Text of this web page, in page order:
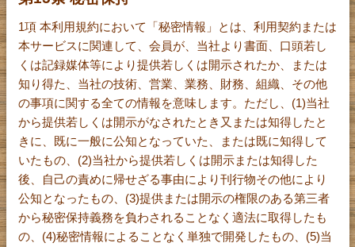
1項 本利用規約において「秘密情報」とは、利用契約または
本サービスに関連して、会員が、当社より書面、口頭若し
くは記録媒体等により提供若しくは開示されたか、または
知り得た、当社の技術、営業、業務、財務、組織、その他
の事項に関する全ての情報を意味します。ただし、(1)当社
から提供若しくは開示がなされたとき又または知得したと
きに、既に一般に公知となっていた、または既に知得して
いたもの、(2)当社から提供若しくは開示または知得した
後、自己の責めに帰せざる事由により刊行物その他により
公知となったもの、(3)提供または開示の権限のある第三者
から秘密保持義務を負わされることなく適法に取得したも
の、(4)秘密情報によることなく単独で開発したもの、(5)当